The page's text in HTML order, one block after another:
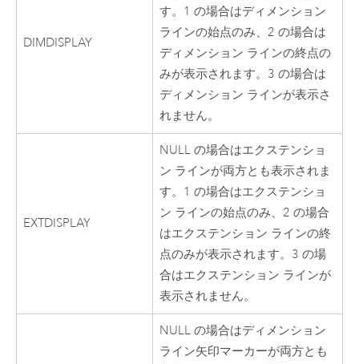
DIMDISPLAY
す。1 の場合はディメンション
ラインの始点のみ、2 の場合は
ディメンション ラインの終点の
みが表示されます。3 の場合は
ディメンション ラインが表示さ
れません。
EXTDISPLAY
NULL の場合はエクステンショ
ン ラインが両方とも表示されま
す。1 の場合はエクステンショ
ン ラインの始点のみ、2 の場合
はエクステンション ラインの終
点のみが表示されます。3 の場
合はエクステンション ラインが
表示されません。
NULL の場合はディメンション
ライン矢印マーカーが両方とも